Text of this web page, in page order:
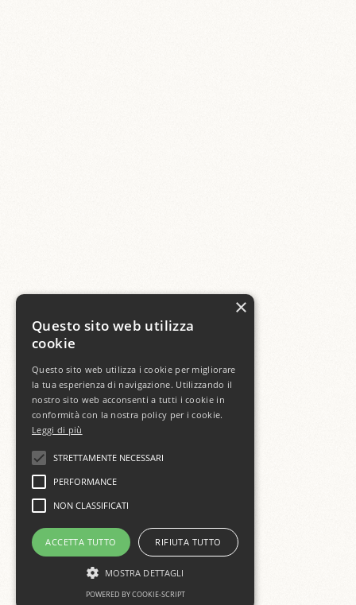
×
Questo sito web utilizza
cookie
Questo sito web utilizza i cookie per migliorare
la tua esperienza di navigazione. Utilizzando il
nostro sito web acconsenti a tutti i cookie in
conformità con la nostra policy per i cookie.
Leggi di più
STRETTAMENTE NECESSARI
PERFORMANCE
NON CLASSIFICATI
ACCETTA TUTTO RIFIUTA TUTTO
MOSTRA DETTAGLI
POWERED BY COOKIE-SCRIPT